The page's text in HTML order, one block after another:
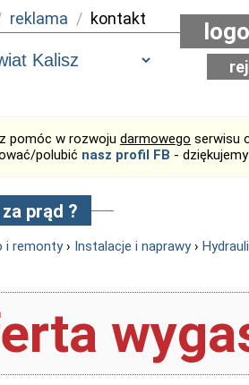
reklama / kontakt
pomóc w rozwoju darmowego serwisu
polubić nasz profil FB -
prąd ?
i remonty› Instalacje i naprawy›